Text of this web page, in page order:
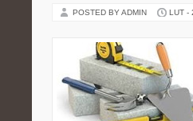
POSTED BY ADMIN LUT -